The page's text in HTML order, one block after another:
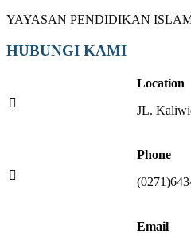
YAYASAN PENDIDIKAN
HUBUNGI KAMI
Location
JL.
Phone
Email